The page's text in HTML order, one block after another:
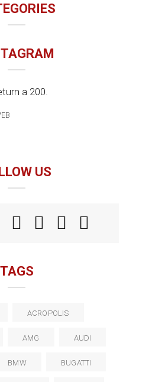
a 200.
US
TAGS
ACROPOLIS
AMG AUDI
BMW BUGATTI